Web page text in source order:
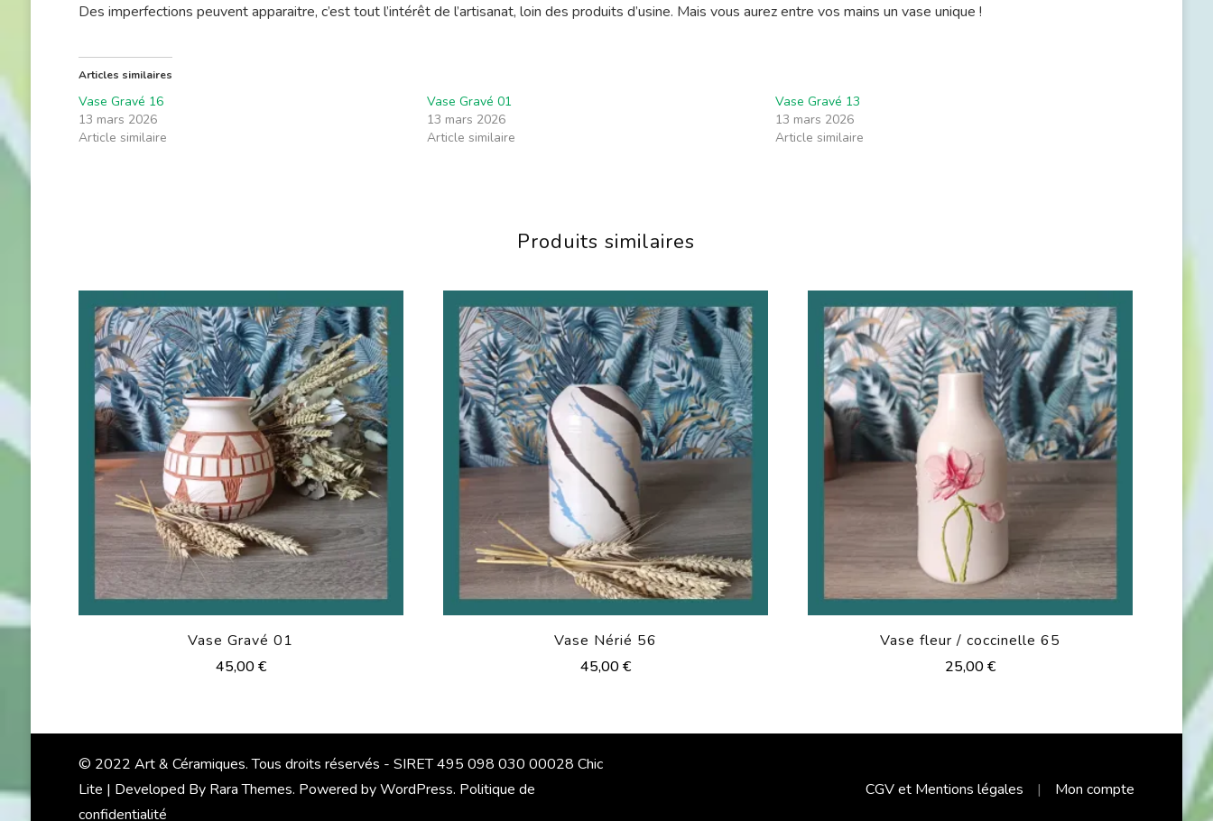
Des imperfections peuvent apparaitre, c’est tout l’intérêt de l’artisanat, loin des produits d’usine. Mais vous aurez entre vos mains un vase unique !
Articles similaires
Vase Gravé 16
13 mars 2026
Article similaire
Vase Gravé 01
13 mars 2026
Article similaire
Vase Gravé 13
13 mars 2026
Article similaire
Produits similaires
Vase Gravé 01
45,00€
Vase Nérié 56
45,00€
Vase fleur / coccinelle 65
25,00€
© 2022 Art & Céramiques. Tous droits réservés - SIRET 495 098 030 00028 Chic
Lite | Developed By Rara Themes. Powered byWordPress. Politique de
confidentialité
CGV et Mentions légales Mon compte